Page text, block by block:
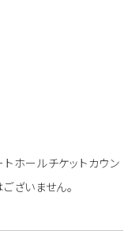
ホールチケットカウン
ざいません。